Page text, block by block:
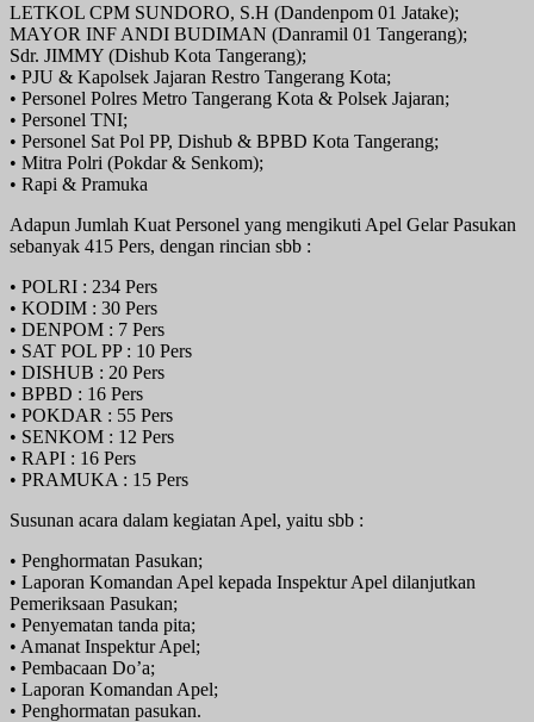
LETKOL CPM SUNDORO, S.H (Dandenpom 01 Jatake);
MAYOR INF ANDI BUDIMAN (Danramil 01 Tangerang);
Sdr. JIMMY (Dishub Kota Tangerang);
• PJU & Kapolsek Jajaran Restro Tangerang Kota;
• Personel Polres Metro Tangerang Kota & Polsek Jajaran;
• Personel TNI;
• Personel Sat Pol PP, Dishub & BPBD Kota Tangerang;
• Mitra Polri (Pokdar & Senkom);
• Rapi & Pramuka
Adapun Jumlah Kuat Personel yang mengikuti Apel Gelar Pasukan
sebanyak 415 Pers, dengan rincian sbb :
• POLRI : 234 Pers
• KODIM : 30 Pers
• DENPOM : 7 Pers
• SAT POL PP : 10 Pers
• DISHUB : 20 Pers
• BPBD : 16 Pers
• POKDAR : 55 Pers
• SENKOM : 12 Pers
• RAPI : 16 Pers
• PRAMUKA : 15 Pers
Susunan acara dalam kegiatan Apel, yaitu sbb :
• Penghormatan Pasukan;
• Laporan Komandan Apel kepada Inspektur Apel dilanjutkan
Pemeriksaan Pasukan;
• Penyematan tanda pita;
• Amanat Inspektur Apel;
• Pembacaan Do’a;
• Laporan Komandan Apel;
• Penghormatan pasukan.